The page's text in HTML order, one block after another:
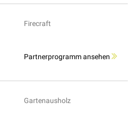
Firecraft
Partnerprogramm ansehen
Gartenausholz